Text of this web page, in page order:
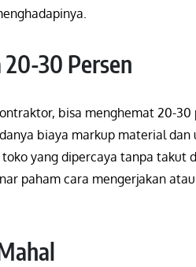
20-30 Persen
bisa menghemat 20-
biaya markup material dan
yang dipercaya tanpa takut
paham cara mengerjakan